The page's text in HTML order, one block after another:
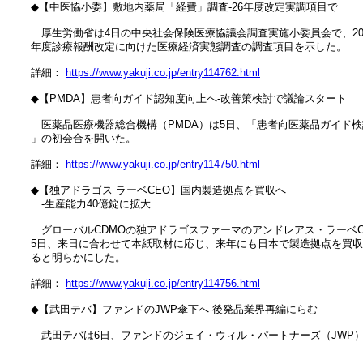
◆【中医協小委】敷地内薬局「経費」調査‐26年度改定実調項目で
厚生労働省は4日の中央社会保険医療協議会調査実施小委員会で、
年度診療報酬改定に向けた医療経済実態調査の調査項目を示した。
詳細： https://www.yakuji.co.jp/entry114762.html
◆【PMDA】患者向ガイド認知度向上へ‐改善策検討で議論スタート
医薬品医療機器総合機構（PMDA）は5日、「患者向医薬品ガイド
」の初会合を開いた。
詳細： https://www.yakuji.co.jp/entry114750.html
◆【独アドラゴス ラーベCEO】国内製造拠点を買収へ
‐生産能力40億錠に拡大
グローバルCDMOの独アドラゴスファーマのアンドレアス・ラーベ
5日、来日に合わせて本紙取材に応じ、来年にも日本で製造拠点を買
ると明らかにした。
詳細： https://www.yakuji.co.jp/entry114756.html
◆【武田テバ】ファンドのJWP傘下へ‐後発品業界再編にらむ
武田テバは6日、ファンドのジェイ・ウィル・パートナーズ（JWP